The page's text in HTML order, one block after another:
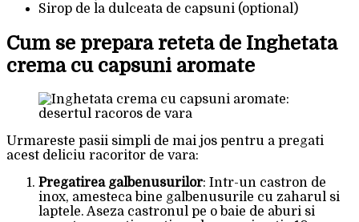
Sirop de la dulceata de capsuni (optional)
Cum se prepara reteta de Inghetata
crema cu capsuni aromate
Urmareste pasii simpli de mai jos pentru a pregati
acest deliciu racoritor de vara:
Pregatirea galbenusurilor: Intr-un castron de
inox, amesteca bine galbenusurile cu zaharul si
laptele. Aseza castronul pe o baie de aburi si